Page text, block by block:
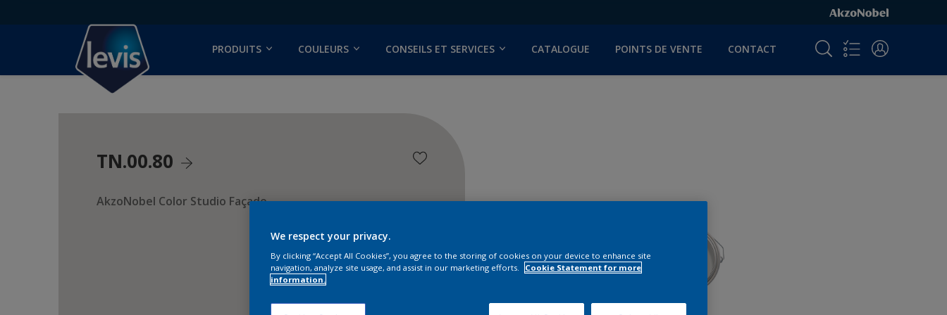
PRODUITS COULEURS CONSEILS ET SERVICES CATALOGUE POINTS DE VENTE CONTACT
TN.00.80
AkzoNobel Color Studio Façade
We respect your privacy.
By clicking “Accept All Cookies”, you agree to the storing of cookies on your device to enhance site
navigation, analyze site usage, and assist in our marketing efforts.
Cookie Statement for more
information.